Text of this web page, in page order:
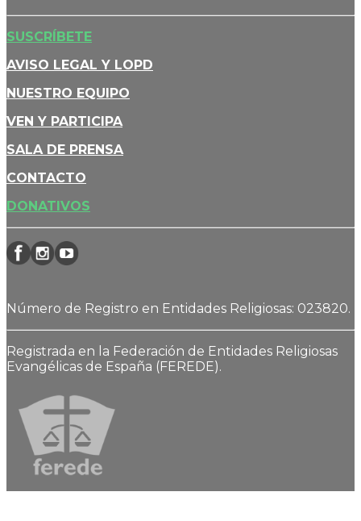
SUSCRÍBETE
AVISO LEGAL Y LOPD
NUESTRO EQUIPO
VEN Y PARTICIPA
SALA DE PRENSA
CONTACTO
DONATIVOS
Número de Registro en Entidades Religiosas: 023820.
Registrada en la Federación de Entidades Religiosas
Evangélicas de España (FEREDE).